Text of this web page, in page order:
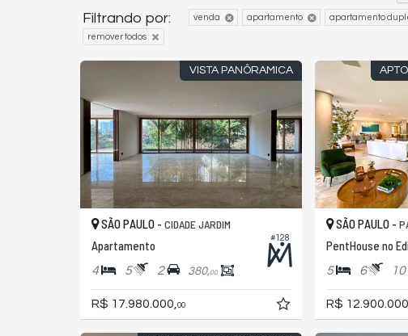
Filtrando por: venda apartamento apartamento
remover todos
VISTA PANÔRAMICA
#128
SÃO PAULO - CIDADE JARDIM
Apartamento
4 5 2 380,00
R$ 17.980.000, 00
SÃO PAULO -
PentHouse no
5 6 10
R$ 12.900.000,